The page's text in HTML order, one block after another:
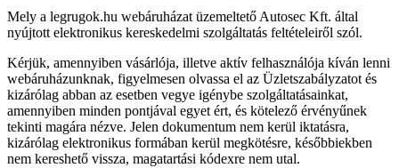
Mely a legrugok.hu webáruházat üzemeltető Autosec Kft. által
nyújtott elektronikus kereskedelmi szolgáltatás feltételeiről szól.
Kérjük, amennyiben vásárlója, illetve aktív felhasználója kíván lenni
webáruházunknak, figyelmesen olvassa el az Üzletszabályzatot és
kizárólag abban az esetben vegye igénybe szolgáltatásainkat,
amennyiben minden pontjával egyet ért, és kötelező érvényűnek
tekinti magára nézve. Jelen dokumentum nem kerül iktatásra,
kizárólag elektronikus formában kerül megkötésre, későbbiekben
nem kereshető vissza, magatartási kódexre nem utal.